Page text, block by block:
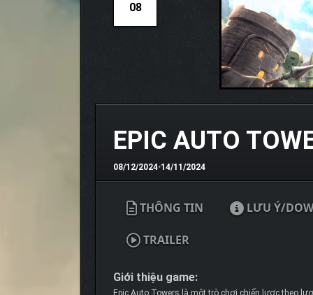
08
EPIC AUTO
08/12/2024•14/11/2024
THÔNG TIN LƯU Ý/
TRAILER
Giới thiệu game: